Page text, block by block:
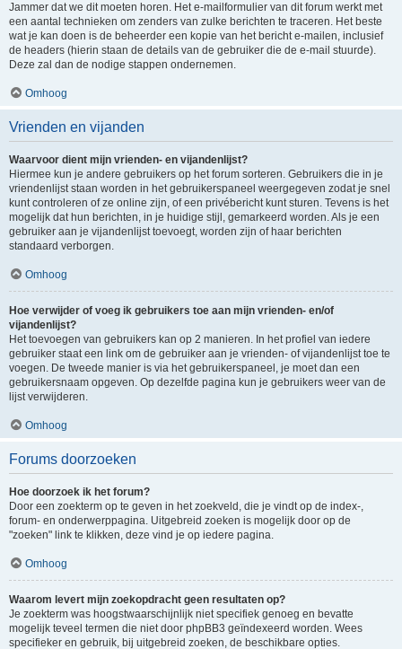
Jammer dat we dit moeten horen. Het e-mailformulier van dit forum werkt met
een aantal technieken om zenders van zulke berichten te traceren. Het beste
wat je kan doen is de beheerder een kopie van het bericht e-mailen, inclusief
de headers (hierin staan de details van de gebruiker die de e-mail stuurde).
Deze zal dan de nodige stappen ondernemen.
Omhoog
Vrienden en vijanden
Waarvoor dient mijn vrienden- en vijandenlijst?
Hiermee kun je andere gebruikers op het forum sorteren. Gebruikers die in je
vriendenlijst staan worden in het gebruikerspaneel weergegeven zodat je snel
kunt controleren of ze online zijn, of een privébericht kunt sturen. Tevens is het
mogelijk dat hun berichten, in je huidige stijl, gemarkeerd worden. Als je een
gebruiker aan je vijandenlijst toevoegt, worden zijn of haar berichten
standaard verborgen.
Omhoog
Hoe verwijder of voeg ik gebruikers toe aan mijn vrienden- en/of
vijandenlijst?
Het toevoegen van gebruikers kan op 2 manieren. In het profiel van iedere
gebruiker staat een link om de gebruiker aan je vrienden- of vijandenlijst toe te
voegen. De tweede manier is via het gebruikerspaneel, je moet dan een
gebruikersnaam opgeven. Op dezelfde pagina kun je gebruikers weer van de
lijst verwijderen.
Omhoog
Forums doorzoeken
Hoe doorzoek ik het forum?
Door een zoekterm op te geven in het zoekveld, die je vindt op de index-,
forum- en onderwerppagina. Uitgebreid zoeken is mogelijk door op de
"zoeken" link te klikken, deze vind je op iedere pagina.
Omhoog
Waarom levert mijn zoekopdracht geen resultaten op?
Je zoekterm was hoogstwaarschijnlijk niet specifiek genoeg en bevatte
mogelijk teveel termen die niet door phpBB3 geïndexeerd worden. Wees
specifieker en gebruik, bij uitgebreid zoeken, de beschikbare opties.